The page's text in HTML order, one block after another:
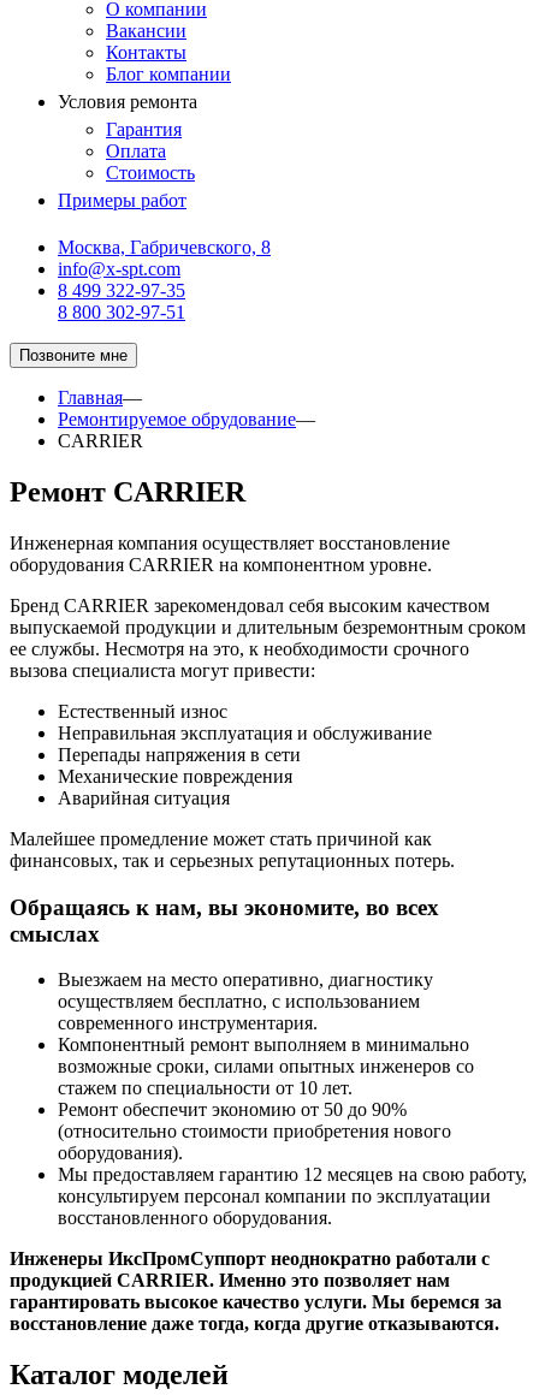
О компании
Вакансии
Контакты
Блог компании
Условия ремонта
Гарантия
Оплата
Стоимость
Примеры работ
Москва, Габричевского, 8
info@x-spt.com
8 499 322-97-35
8 800 302-97-51
Позвоните мне
Главная—
Ремонтируемое обрудование—
CARRIER
Ремонт CARRIER
Инженерная компания осуществляет восстановление
оборудования CARRIER на компонентном уровне.
Бренд CARRIER зарекомендовал себя высоким качеством
выпускаемой продукции и длительным безремонтным сроком
ее службы. Несмотря на это, к необходимости срочного
вызова специалиста могут привести:
Естественный износ
Неправильная эксплуатация и обслуживание
Перепады напряжения в сети
Механические повреждения
Аварийная ситуация
Малейшее промедление может стать причиной как
финансовых, так и серьезных репутационных потерь.
Обращаясь к нам, вы экономите, во всех
смыслах
Выезжаем на место оперативно, диагностику
осуществляем бесплатно, с использованием
современного инструментария.
Компонентный ремонт выполняем в минимально
возможные сроки, силами опытных инженеров со
стажем по специальности от 10 лет.
Ремонт обеспечит экономию от 50 до 90%
(относительно стоимости приобретения нового
оборудования).
Мы предоставляем гарантию 12 месяцев на свою работу,
консультируем персонал компании по эксплуатации
восстановленного оборудования.
Инженеры ИксПромСуппорт неоднократно работали с
продукцией CARRIER. Именно это позволяет нам
гарантировать высокое качество услуги. Мы беремся за
восстановление даже тогда, когда другие отказываются.
Каталог моделей